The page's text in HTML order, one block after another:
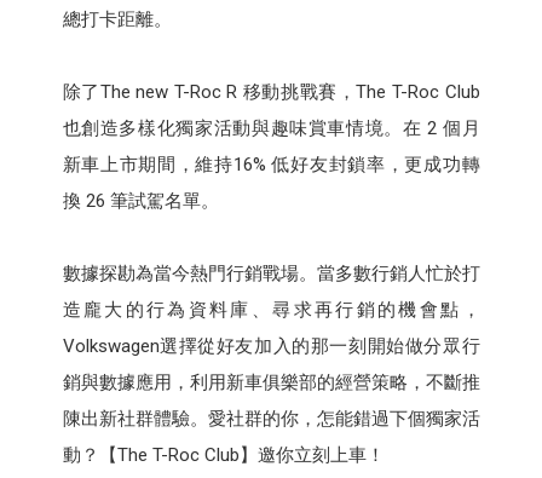
總打卡距離。
除了The new T-Roc R 移動挑戰賽，The T-Roc Club
也創造多樣化獨家活動與趣味賞車情境。在 2 個月
新車上市期間，維持16% 低好友封鎖率，更成功轉
換 26 筆試駕名單。
數據探勘為當今熱門行銷戰場。當多數行銷人忙於打
造龐大的行為資料庫、尋求再行銷的機會點，
Volkswagen選擇從好友加入的那一刻開始做分眾行
銷與數據應用，利用新車俱樂部的經營策略，不斷推
陳出新社群體驗。愛社群的你，怎能錯過下個獨家活
動？【The T-Roc Club】邀你立刻上車！